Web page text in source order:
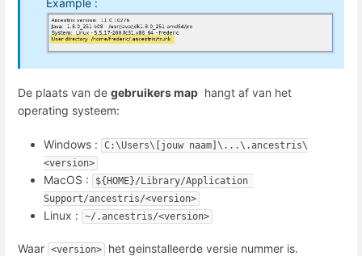
Example :
De plaats van de gebruikers map hangt af van het
operating systeem:
Windows :
C:\Users\[jouw naam]\...\.ancestris\
<version>
MacOS :
${HOME}/Library/Application
Support/ancestris/<version>
Linux : ~/.ancestris/<version>
Waar <version> het geinstalleerde versie nummer is.